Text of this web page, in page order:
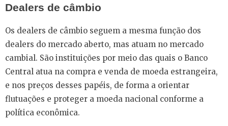
Dealers de câmbio
Os dealers de câmbio seguem a mesma função dos
dealers do mercado aberto, mas atuam no mercado
cambial. São instituições por meio das quais o Banco
Central atua na compra e venda de moeda estrangeira,
e nos preços desses papéis, de forma a orientar
flutuações e proteger a moeda nacional conforme a
política econômica.